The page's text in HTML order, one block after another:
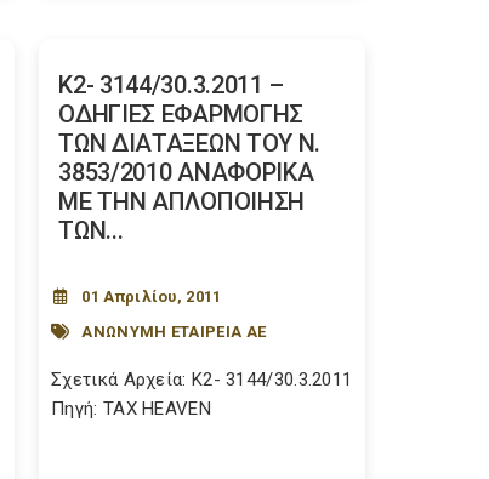
Κ2- 3144/30.3.2011 –
ΟΔΗΓΙΕΣ ΕΦΑΡΜΟΓΗΣ
ΤΩΝ ΔΙΑΤΑΞΕΩΝ ΤΟΥ Ν.
3853/2010 ΑΝΑΦΟΡΙΚΑ
ΜΕ ΤΗΝ ΑΠΛΟΠΟΙΗΣΗ
ΤΩΝ...
01 Απριλίου, 2011
ΑΝΩΝΥΜΗ ΕΤΑΙΡΕΙΑ ΑΕ
Σχετικά Αρχεία: Κ2- 3144/30.3.2011
Πηγή: TAX HEAVEN